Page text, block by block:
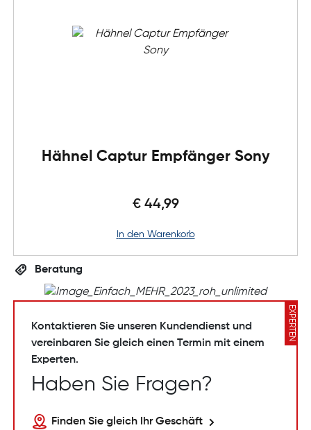
Hähnel Captur Empfänger Sony
€ 44,99
in den Warenkorb
Beratung
EXPERTEN
Kontaktieren Sie unseren Kundendienst und
vereinbaren Sie gleich einen Termin mit einem
Experten.
Haben Sie Fragen?
Finden Sie gleich Ihr Geschäft